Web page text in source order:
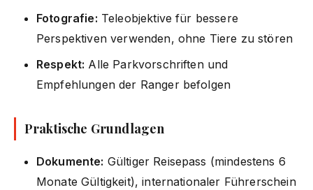
Fotografie: Teleobjektive für bessere
Perspektiven verwenden, ohne Tiere zu stören
Respekt: Alle Parkvorschriften und
Empfehlungen der Ranger befolgen
Praktische Grundlagen
Dokumente: Gültiger Reisepass (mindestens 6
Monate Gültigkeit), internationaler Führerschein